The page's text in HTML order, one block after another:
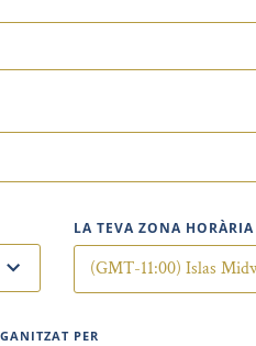
LA TEVA ZONA HORÀRIA
PER